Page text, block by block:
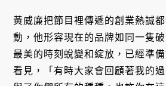
黃威廉把節目裡傳遞的創業熱誠
動，他形容現在的品牌如同一隻
最美的時刻蛻變和綻放，已經準
看見，「有時大家會回顧著我的